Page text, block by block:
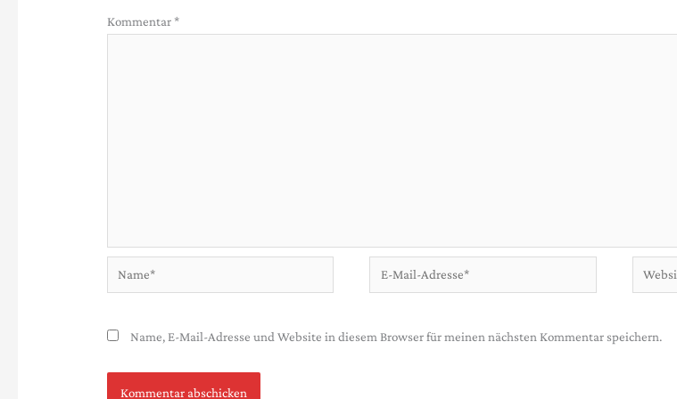
Kommentar *
Mail-
Website
Name, E-Mail-Adresse und Website in diesem Browser für meinen nächsten Kommentar speichern.